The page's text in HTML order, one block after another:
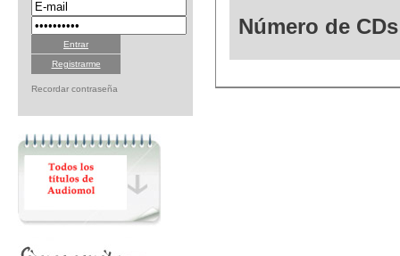
Registrarme
Recordar contraseña
Número de